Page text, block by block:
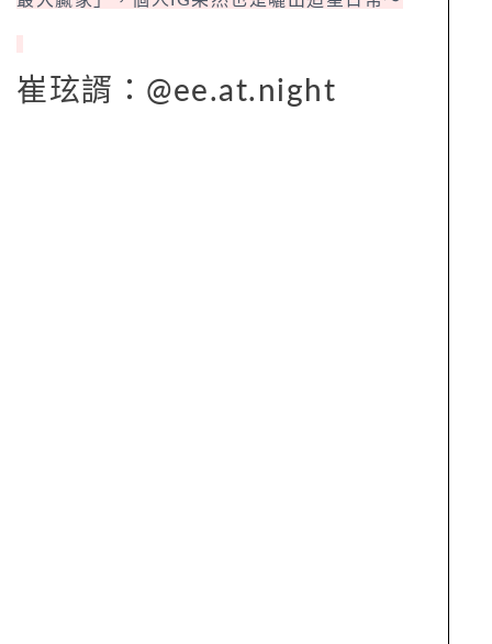
崔玹諝：@ee.at.night